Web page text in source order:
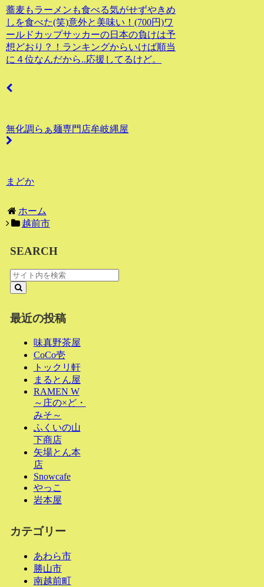
蕎麦もラーメンも食べる気がせずやきめ
しを食べた(笑)意外と美味い！(700円)ワ
ールドカップサッカーの日本の負けは予
想どおり？！ランキングからいけば順当
に４位なんだから..応援してるけど。
無化調らぁ麺専門店牟岐縄屋
まどか
ホーム
越前市
SEARCH
最近の投稿
味真野茶屋
CoCo壱
トックリ軒
まるとん屋
RAMEN W
～庄の×ど・
みそ～
ふくいの山
下商店
矢場とん本
店
Snowcafe
やっこ
岩本屋
カテゴリー
あわら市
勝山市
南越前町